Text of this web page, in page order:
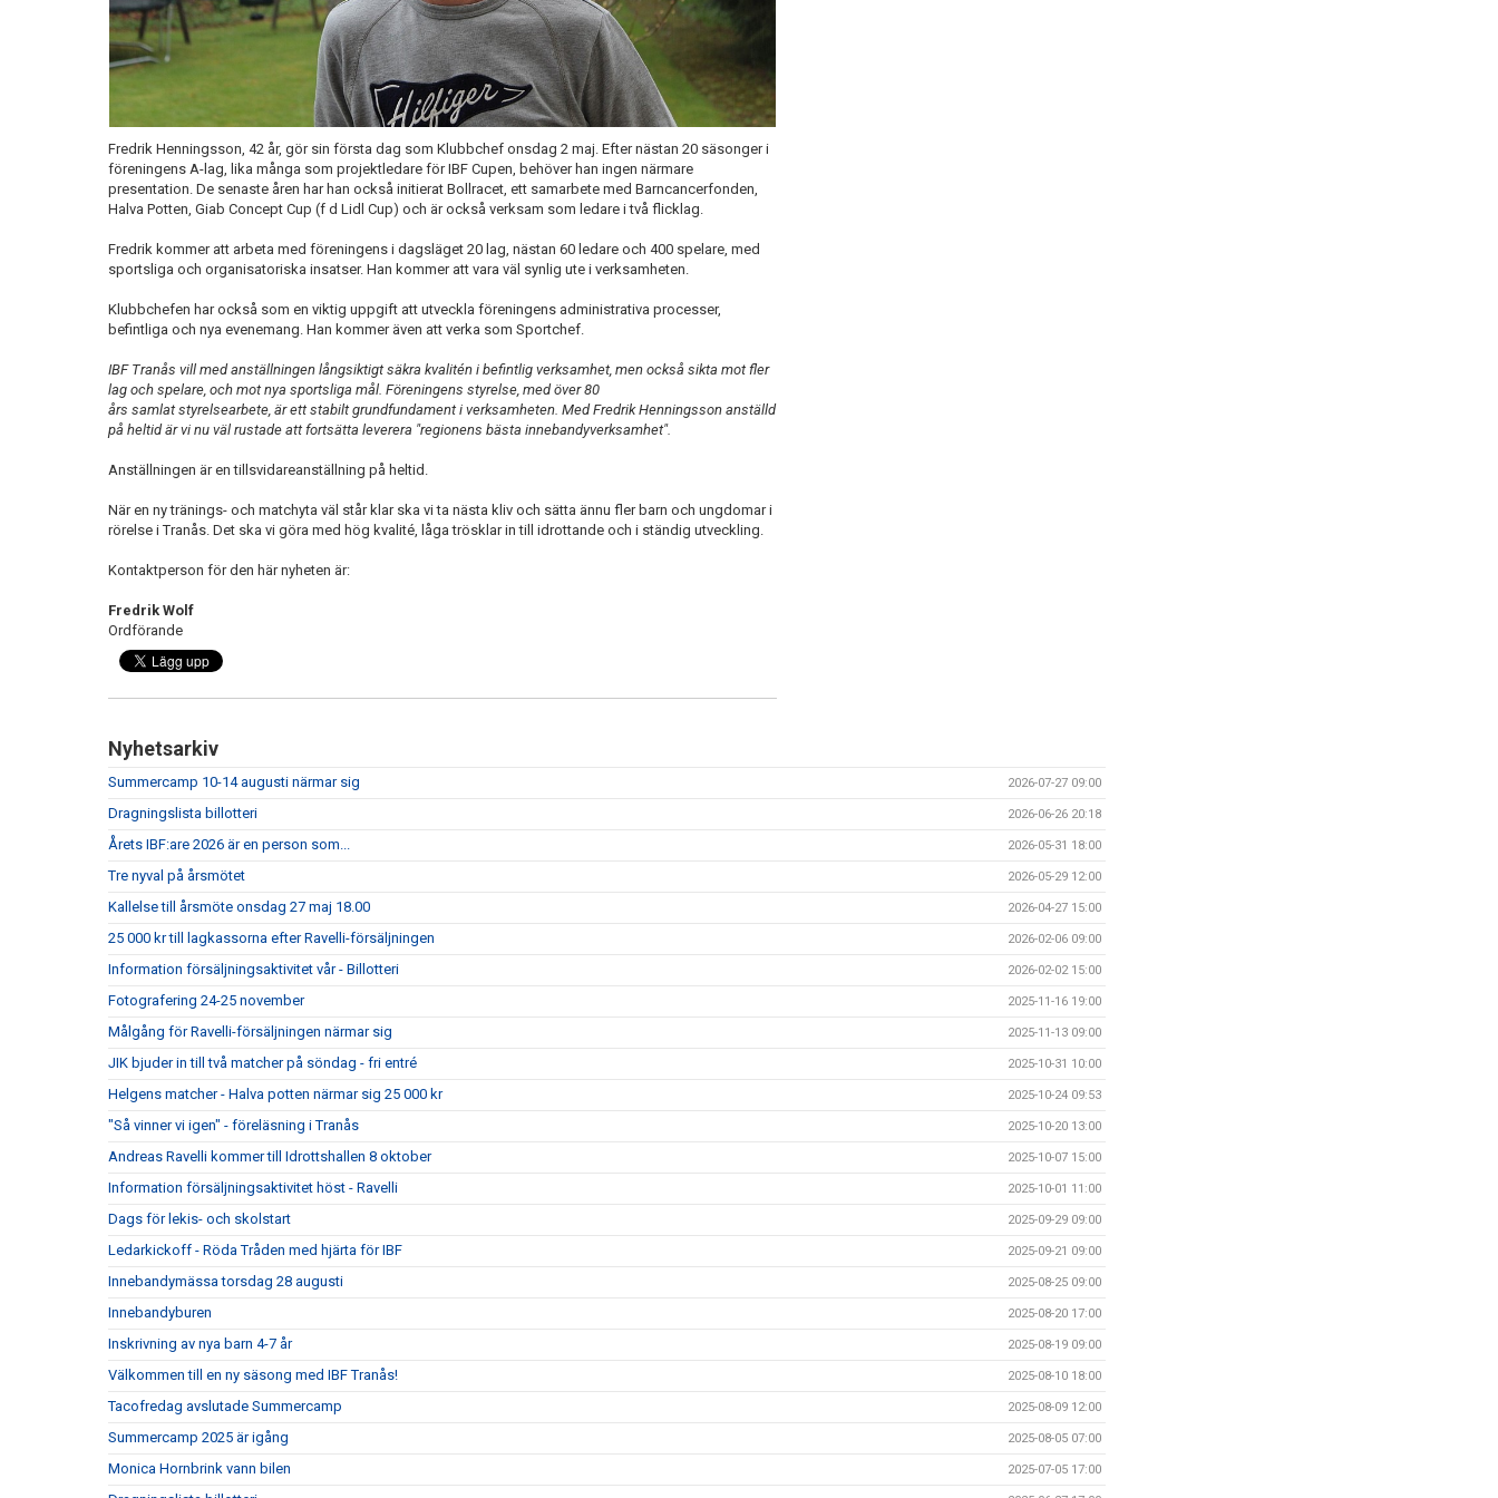
Fredrik Henningsson, 42 år, gör sin första dag som Klubbchef onsdag 2 maj. Efter nästan 20 säsonger i
föreningens A-lag, lika många som projektledare för IBF Cupen, behöver han ingen närmare
presentation. De senaste åren har han också initierat Bollracet, ett samarbete med Barncancerfonden,
Halva Potten, Giab Concept Cup (f d Lidl Cup) och är också verksam som ledare i två flicklag.
Fredrik kommer att arbeta med föreningens i dagsläget 20 lag, nästan 60 ledare och 400 spelare, med
sportsliga och organisatoriska insatser. Han kommer att vara väl synlig ute i verksamheten.
Klubbchefen har också som en viktig uppgift att utveckla föreningens administrativa processer,
befintliga och nya evenemang. Han kommer även att verka som Sportchef.
IBF Tranås vill med anställningen långsiktigt säkra kvalitén i befintlig verksamhet, men också sikta mot fler
lag och spelare, och mot nya sportsliga mål. Föreningens styrelse, med över 80
års samlat styrelsearbete, är ett stabilt grundfundament i verksamheten. Med Fredrik Henningsson anställd
på heltid är vi nu väl rustade att fortsätta leverera "regionens bästa innebandyverksamhet".
Anställningen är en tillsvidareanställning på heltid.
När en ny tränings- och matchyta väl står klar ska vi ta nästa kliv och sätta ännu fler barn och ungdomar i
rörelse i Tranås. Det ska vi göra med hög kvalité, låga trösklar in till idrottande och i ständig utveckling.
Kontaktperson för den här nyheten är:
Fredrik Wolf
Ordförande
Nyhetsarkiv
Summercamp 10-14 augusti närmar sig 2026-07-27 09:00
Dragningslista billotteri 2026-06-26 20:18
Årets IBF:are 2026 är en person som... 2026-05-31 18:00
Tre nyval på årsmötet 2026-05-29 12:00
Kallelse till årsmöte onsdag 27 maj 18.00 2026-04-27 15:00
25 000 kr till lagkassorna efter Ravelli-försäljningen 2026-02-06 09:00
Information försäljningsaktivitet vår - Billotteri 2026-02-02 15:00
Fotografering 24-25 november 2025-11-16 19:00
Målgång för Ravelli-försäljningen närmar sig 2025-11-13 09:00
JIK bjuder in till två matcher på söndag - fri entré 2025-10-31 10:00
Helgens matcher - Halva potten närmar sig 25 000 kr 2025-10-24 09:53
"Så vinner vi igen" - föreläsning i Tranås 2025-10-20 13:00
Andreas Ravelli kommer till Idrottshallen 8 oktober 2025-10-07 15:00
Information försäljningsaktivitet höst - Ravelli 2025-10-01 11:00
Dags för lekis- och skolstart 2025-09-29 09:00
Ledarkickoff - Röda Tråden med hjärta för IBF 2025-09-21 09:00
Innebandymässa torsdag 28 augusti 2025-08-25 09:00
Innebandyburen 2025-08-20 17:00
Inskrivning av nya barn 4-7 år 2025-08-19 09:00
Välkommen till en ny säsong med IBF Tranås! 2025-08-10 18:00
Tacofredag avslutade Summercamp 2025-08-09 12:00
Summercamp 2025 är igång 2025-08-05 07:00
Monica Hornbrink vann bilen 2025-07-05 17:00